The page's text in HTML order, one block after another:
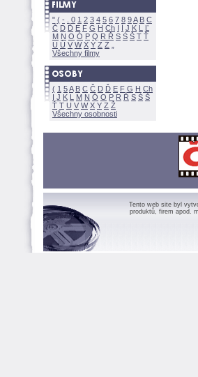
" ( - 0 1 2 3 4 5 6 7 8 9A B C
Č D Ď E F G H Ch I Í J K L
Ľ
M N O Ó P Q R Ř S Ś T Ť
U Ú V W X Y Z
Všechny filmy
( 1 5A B C Č D Ď E F G H Ch
I J K L M N Ó O P R Ř S Ś
Ť T U V W X Y Z
Všechny osobnosti
Tento web site byl
produktů, firem apod.